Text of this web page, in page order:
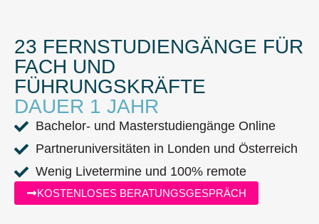
23 FERNSTUDIENGÄNGE FÜR
FACH UND
FÜHRUNGSKRÄFTE
DAUER 1 JAHR
Bachelor- und Masterstudiengänge Online
Partneruniversitäten in Londen und Österreich
Wenig Livetermine und 100% remote
KOSTENLOSES BERATUNGSGESPRÄCH